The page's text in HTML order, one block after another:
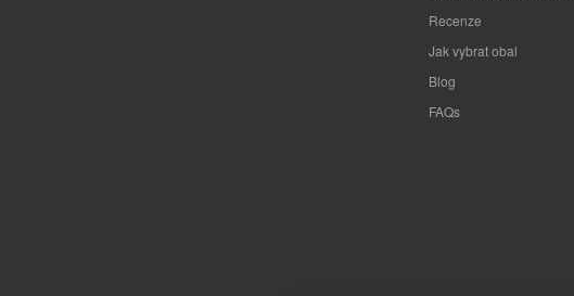
Recenze
Jak vybrat obal
Blog
FAQs